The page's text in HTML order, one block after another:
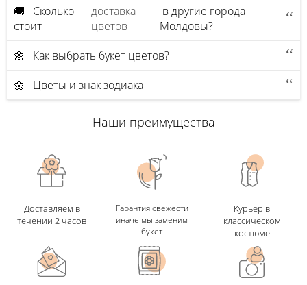
🚚 Сколько
стоит
доставка
цветов
в другие города
Молдовы?
🌼 Как выбрать букет цветов?
🌼 Цветы и знак зодиака
Наши преимущества
Доставляем в
течении 2 часов
Гарантия свежести
иначе мы заменим
букет
Курьер в
классическом
костюме